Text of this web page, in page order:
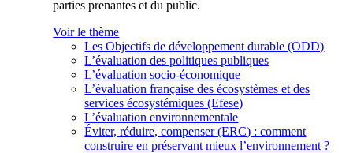
parties prenantes et du public.
Voir le thème
Les Objectifs de développement durable (ODD)
L’évaluation des politiques publiques
L’évaluation socio-économique
L’évaluation française des écosystèmes et des
services écosystémiques (Efese)
L’évaluation environnementale
Éviter, réduire, compenser (ERC) : comment
construire en préservant mieux l’environnement ?